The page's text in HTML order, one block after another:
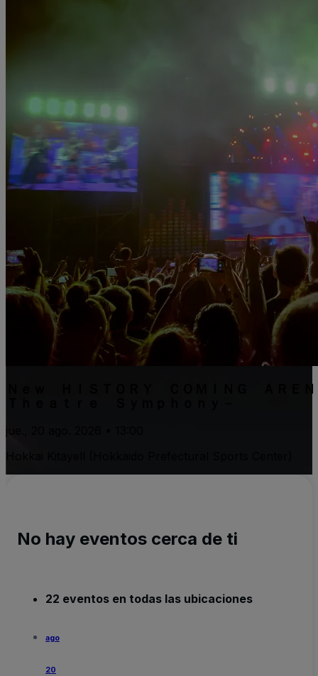
Ｎｅｗ ＨＩＳＴＯＲＹ ＣＯＭＩＮＧ ＡＲ
No hay eventos cerca de ti
22 eventos en todas las ubicaciones
ago
20